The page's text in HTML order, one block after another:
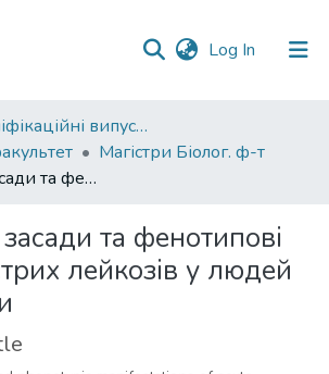
Log In (current)
01. Кваліфікаційні випускні роботи здобувачів вищої освіти
Магістри Біолог. ф-т
Генотипові засади та фенотипові прояви гострих лейкозів у людей міста Одеси
та фенотипові
лейкозів у людей